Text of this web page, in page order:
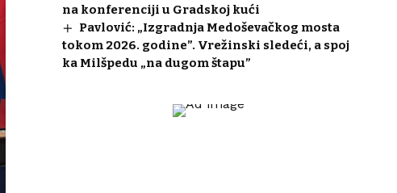
na konferenciji u Gradskoj kući
Pavlović: „Izgradnja Medoševačkog mosta
tokom 2026. godine”. Vrežinski sledeći, a spoj
ka Milšpedu „na dugom štapu”